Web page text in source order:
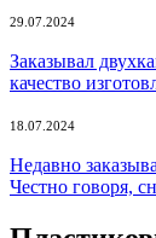
29.07.2024
Заказывал
качество
18.07.2024
Недавно
Честно говоря,